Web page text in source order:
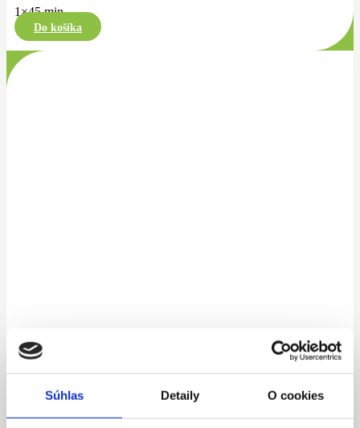
Súhlas Detaily O cookies
1×45 min